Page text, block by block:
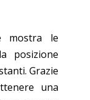
mostra le
posizione
Grazie
una